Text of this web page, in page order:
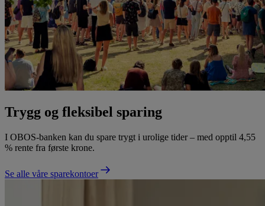
Trygg og fleksibel sparing
I OBOS-banken kan du spare trygt i urolige tider – med opptil 4,55
% rente fra første krone.
Se alle våre sparekontoer